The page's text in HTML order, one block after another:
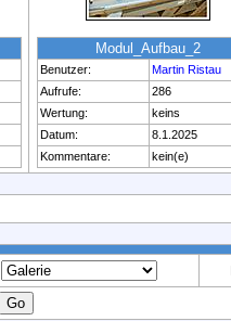
Modul_Aufbau_2
Benutzer:
Martin Ristau
Aufrufe:
286
Wertung:
keins
Datum:
8.1.2025
Kommentare:
kein(e)